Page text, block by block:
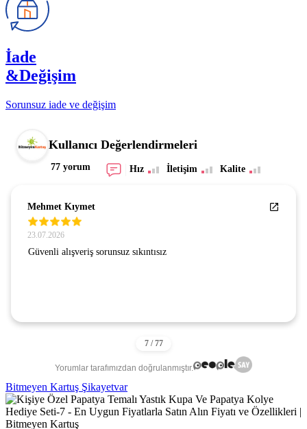
İade
&Değişim
Sorunsuz iade ve değişim
Kullanıcı Değerlendirmeleri
77 yorum Hız İletişim Kalite
Mehmet Kıymet
23.07.2026
Güvenli alışveriş sorunsuz sıkıntısız
Yorumlar tarafımızdan doğrulanmıştır.
Bitmeyen Kartuş Şikayetvar